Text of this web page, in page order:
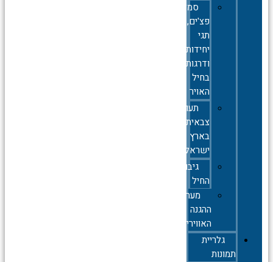
סמלים,סיכות,
פצ'ים,
תגי
יחידות
ודרגות
בחיל
האויר
תעופה
צבאית
בארץ
ישראל
גיבורי
החיל
מערך
ההגנה
האווירית
גלריית
תמונות